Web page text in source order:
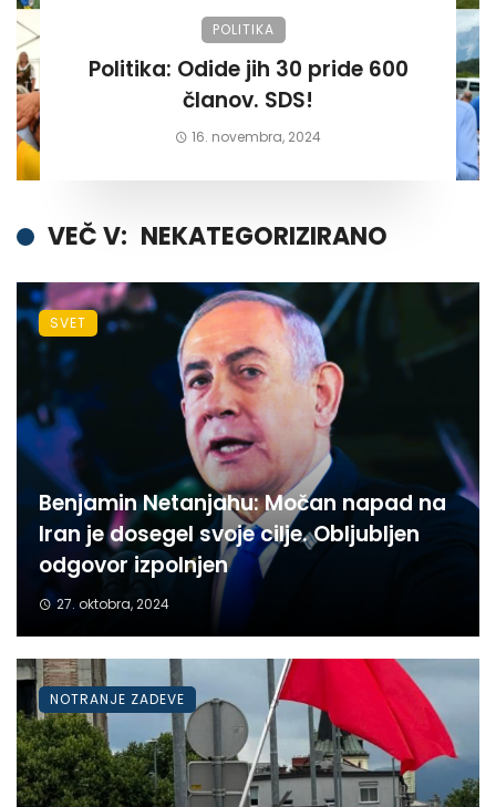
POLITIKA
Politika: Odide jih 30 pride 600
članov. SDS!
16. novembra, 2024
VEČ V: NEKATEGORIZIRANO
Benjamin Netanjahu: Močan napad na
Iran je dosegel svoje cilje. Obljubljen
odgovor izpolnjen
27. oktobra, 2024
SVET
NOTRANJE ZADEVE